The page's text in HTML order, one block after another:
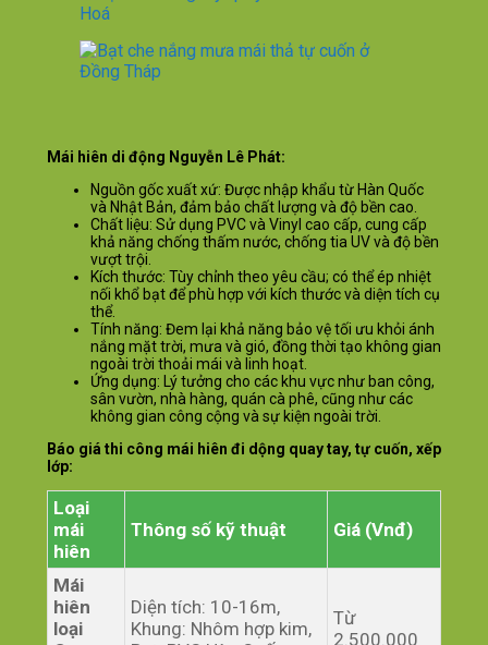
Mái hiên di động Nguyễn Lê Phát:
Nguồn gốc xuất xứ: Được nhập khẩu từ Hàn Quốc
và Nhật Bản, đảm bảo chất lượng và độ bền cao.
Chất liệu: Sử dụng PVC và Vinyl cao cấp, cung cấp
khả năng chống thấm nước, chống tia UV và độ bền
vượt trội.
Kích thước: Tùy chỉnh theo yêu cầu; có thể ép nhiệt
nối khổ bạt để phù hợp với kích thước và diện tích cụ
thể.
Tính năng: Đem lại khả năng bảo vệ tối ưu khỏi ánh
nắng mặt trời, mưa và gió, đồng thời tạo không gian
ngoài trời thoải mái và linh hoạt.
Ứng dụng: Lý tưởng cho các khu vực như ban công,
sân vườn, nhà hàng, quán cà phê, cũng như các
không gian công cộng và sự kiện ngoài trời.
Báo giá thi công mái hiên đi dộng quay tay, tự cuốn, xếp
lớp:
Loại
mái
hiên
Thông số kỹ thuật Giá (Vnđ)
Mái
hiên
loại
Diện tích: 10-16m,
Khung: Nhôm hợp kim,
Từ
2.500.000